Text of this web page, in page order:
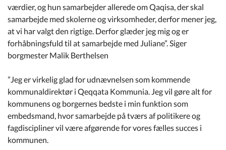
værdier, og hun samarbejder allerede om Qaqisa, der skal
samarbejde med skolerne og virksomheder, derfor mener jeg,
at vi har valgt den rigtige. Derfor glæder jeg mig og er
forhåbningsfuld til at samarbejde med Juliane”. Siger
borgmester Malik Berthelsen
”Jeg er virkelig glad for udnævnelsen som kommende
kommunaldirektør i Qeqqata Kommunia. Jeg vil gøre alt for
kommunens og borgernes bedste i min funktion som
embedsmand, hvor samarbejde på tværs af politikere og
fagdiscipliner vil være afgørende for vores fælles succes i
kommunen.